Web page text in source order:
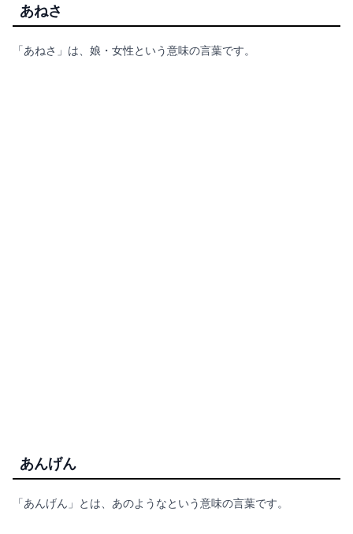
あねさ
「あねさ」は、娘・女性という意味の言葉です。
あんげん
「あんげん」とは、あのようなという意味の言葉です。